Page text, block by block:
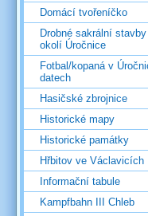
Domácí tvořeníčko
Drobné sakrální
okolí Úročnice
Fotbal/kopaná v
datech
Hasičské zbrojnice
Historické mapy
Historické památky
Hřbitov ve Václavicích
Informační tabule
Kampfbahn III Chleb